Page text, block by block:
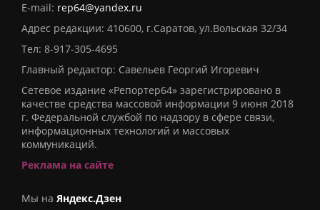
E-mail: rep64@yandex.ru
Адрес редакции: 410600, г.Саратов, ул.Вольская 32/34
Тел: 8-917-305-4695
Главный редактор: Савельев Георгий Игоревич
Сетевое издание «Репортер64» зарегистрировано в
качестве средства массовой информации 9 июня 2018
г. Федеральной службой по надзору в сфере связи,
информационных технологий и массовых
коммуникаций.
Реклама на сайте
Мы на Яндекс.Дзен